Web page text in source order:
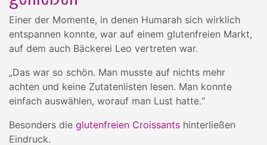
Einer der Momente, in denen Humarah sich wirklich
entspannen konnte, war auf einem glutenfreien Markt,
auf dem auch Bäckerei Leo vertreten war.
„Das war so schön. Man musste auf nichts mehr
achten und keine Zutatenlisten lesen. Man konnte
einfach auswählen, worauf man Lust hatte.“
Besonders die glutenfreien Croissants hinterließen
Eindruck.